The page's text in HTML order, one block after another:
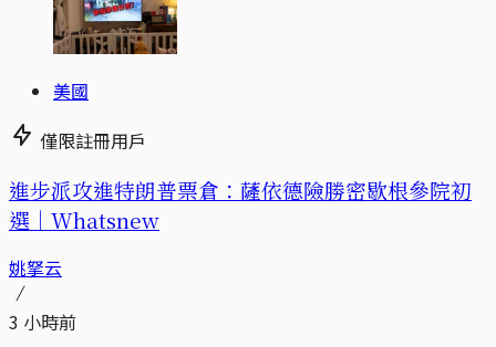
美國
僅限註冊用戶
進步派攻進特朗普票倉：薩依德險勝密歇根參院初
選｜Whatsnew
姚拏云
3 小時前